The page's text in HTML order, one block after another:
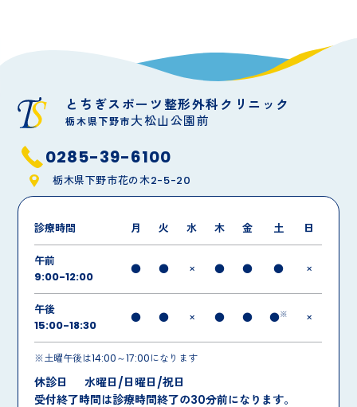
とちぎスポーツ整形外科クリニック
栃木県下野市大松山公園前
0285-39-6100
栃木県下野市花の木2-5-20
診療時間 月 火 水 木 金 土 日
午前
9:00-12:00
● ● × ● ● ● ×
午後
15:00-18:30
● ● × ● ● ●※ ×
※土曜午後は14:00～17:00になります
休診日
水曜日/日曜日/祝日
受付終了時間は診療時間終了の30分前になります。